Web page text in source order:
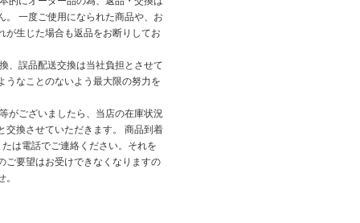
。 一度ご使用になられた商品や、お
が生じた場合も返品をお断りしてお
、誤品配送交換は当社負担とさせて
うなことのないよう最大限の努力を
がございましたら、当店の在庫状況
交換させていただきます。 商品到着
は電話でご連絡ください。それを
ご要望はお受けできなくなりますの